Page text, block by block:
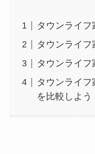
タウンライフ
タウンライ
タウンライ
タウンライ
を比較しよう